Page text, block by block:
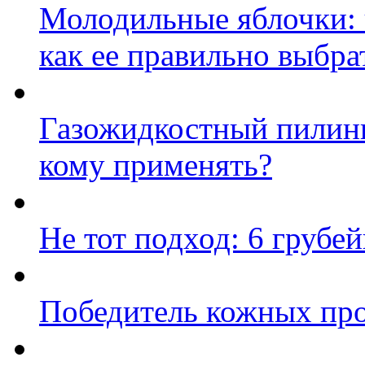
Молодильные яблочки:
как ее правильно
Газожидкостный
кому применять?
Не тот подход: 6
Победитель кожных